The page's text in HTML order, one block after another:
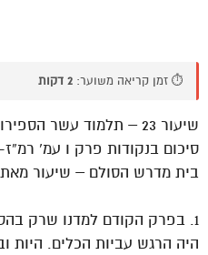
⏱️ זמן קריאה משוער: 2 דקות
שיעור 23 – תלמוד עשר הספירות – דף היומי – חלק ד’
סיכום בנקודות פרק ו עמ’
בית מדרש הסולם – שיעור מאת
1. בפרק הקודם למדנו שרק
היה הרגש עביות הכלים. היות